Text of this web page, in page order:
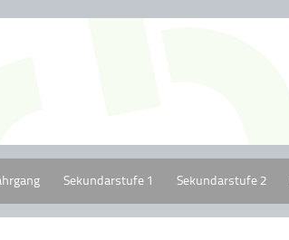
Sekundarstufe 1 Sekundarstufe 2